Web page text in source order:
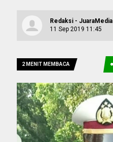
Redaksi - JuaraMedia
11 Sep 2019 11:45
2 MENIT MEMBACA